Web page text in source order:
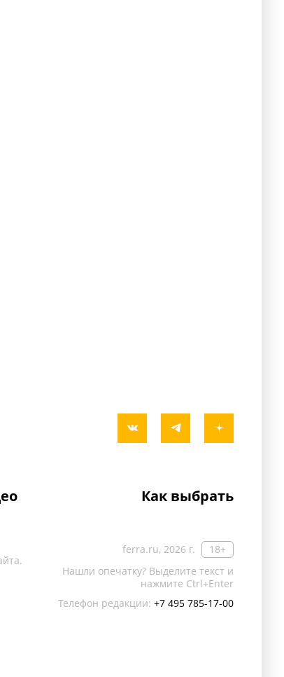
Как выбрать
ferra.ru, 2026 г.
18+
Нашли опечатку? Выделите текст и
нажмите Ctrl+Enter
Телефон редакции: +7 495 785-17-00